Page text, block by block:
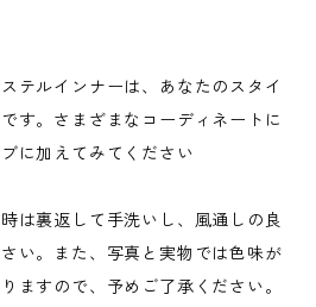
テルインナーは、あなたのスタイ
す。さまざまなコーディネートに
に加えてみてください
は裏返して手洗いし、風通しの良
い。また、写真と実物では色味が
ますので、予めご了承ください。